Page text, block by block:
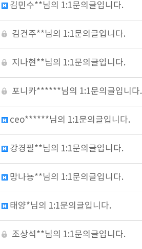
김민수**님의 1:1문의글입니다.
김건주**님의 1:1문의글입니다.
지나현**님의 1:1문의글입니다.
포니카******님의 1:1문의글입니다.
ceo******님의 1:1문의글입니다.
강경필**님의 1:1문의글입니다.
망나뇽**님의 1:1문의글입니다.
태양*님의 1:1문의글입니다.
조상석**님의 1:1문의글입니다.